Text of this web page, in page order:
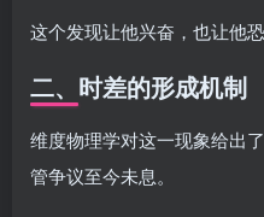
这个发现让他兴奋，也让他恐
二、时差的形成机制
维度物理学对这一现象给出
管争议至今未息。